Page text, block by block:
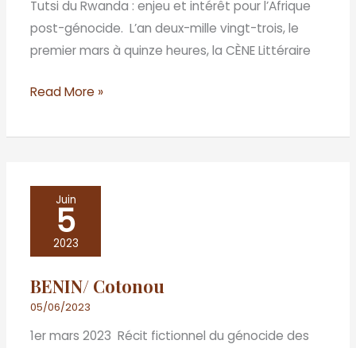
Tutsi du Rwanda : enjeu et intérêt pour l’Afrique
post-génocide. L’an deux-mille vingt-trois, le
premier mars à quinze heures, la CÈNE Littéraire
Read More »
Juin
5
2023
BENIN/ Cotonou
05/06/2023
1er mars 2023 Récit fictionnel du génocide des
BENIN/
Cotonou